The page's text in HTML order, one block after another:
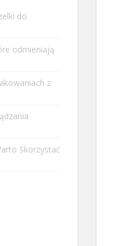
do
odmieniają
z
Skorzystać